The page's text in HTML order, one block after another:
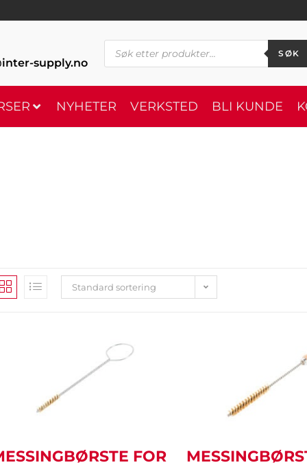
supply.no
SØK
NYHETER VERKSTED BLI KUNDE
Standard sortering
FOR